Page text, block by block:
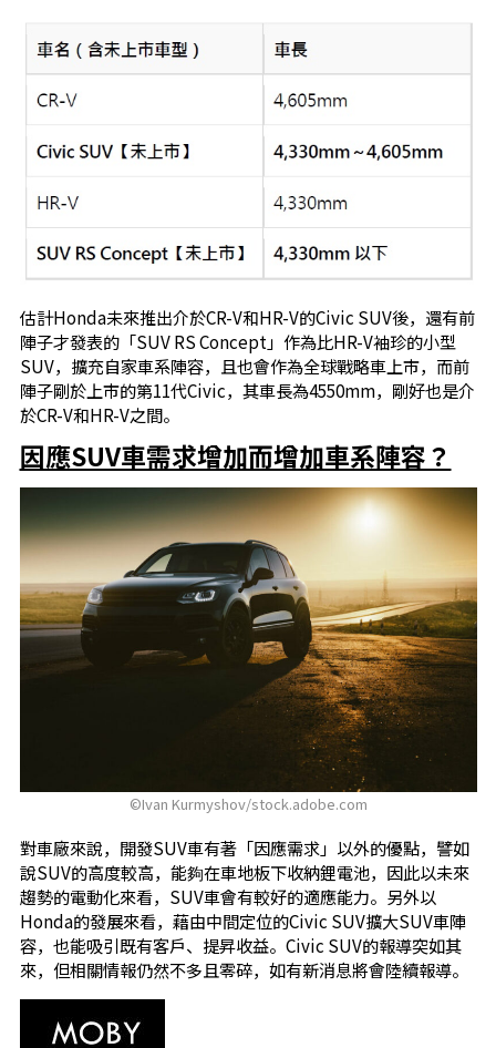
估計Honda未來推出介於CR-V和HR-V的Civic SUV後，還有前
陣子才發表的「SUV RS Concept」作為比HR-V袖珍的小型
SUV，擴充自家車系陣容，且也會作為全球戰略車上市，而前
陣子剛於上市的第11代Civic，其車長為4550mm，剛好也是介
於CR-V和HR-V之間。
因應SUV車需求增加而增加車系陣容？
©Ivan Kurmyshov/stock.adobe.com
對車廠來說，開發SUV車有著「因應需求」以外的優點，譬如
說SUV的高度較高，能夠在車地板下收納鋰電池，因此以未來
趨勢的電動化來看，SUV車會有較好的適應能力。另外以
Honda的發展來看，藉由中間定位的Civic SUV擴大SUV車陣
容，也能吸引既有客戶、提昇收益。Civic SUV的報導突如其
來，但相關情報仍然不多且零碎，如有新消息將會陸續報導。